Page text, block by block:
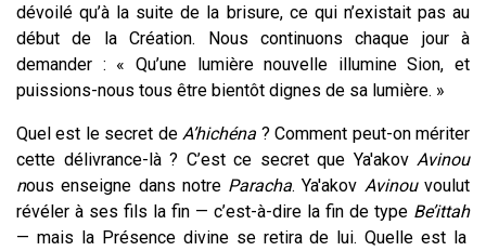
dévoilé qu’à la suite de la brisure, ce qui n’existait pas au
début de la Création. Nous continuons chaque jour à
demander : « Qu’une lumière nouvelle illumine Sion, et
puissions-nous tous être bientôt dignes de sa lumière. »
Quel est le secret de A’hichéna ? Comment peut-on mériter
cette délivrance-là ? C’est ce secret que Ya'akov Avinou
nous enseigne dans notre Paracha. Ya'akov Avinouvoulut
révéler à ses fils la fin — c’est-à-dire la fin de type Be’ittah
— mais la Présence divine se retira de lui.Quelle est la